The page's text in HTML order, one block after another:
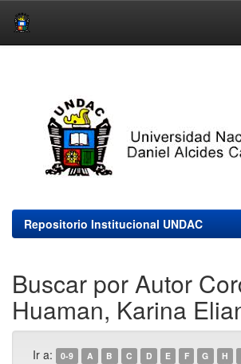
Repositorio Institucional UNDAC
Buscar por Autor
Huaman, Karina
Ir a: 0-9 A B C D E F G H